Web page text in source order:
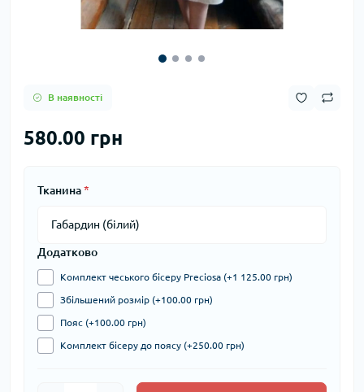
В наявності
580.00 грн
Тканина*
Додатково
Комплект чеського бісеру Preciosa (+1 125.00 грн)
Збільшений розмір (+100.00 грн)
Пояс (+100.00 грн)
Комплект бісеру до поясу (+250.00 грн)